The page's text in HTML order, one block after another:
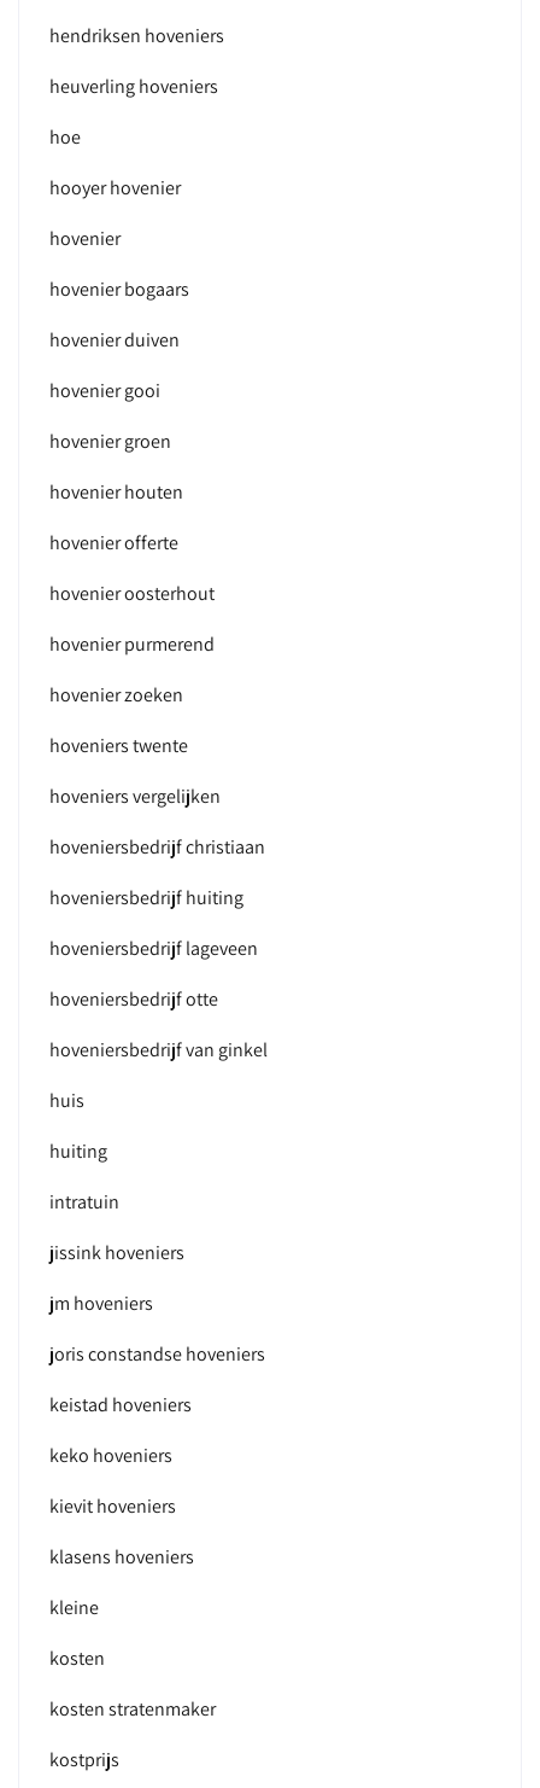
hendriksen hoveniers
heuverling hoveniers
hoe
hooyer hovenier
hovenier
hovenier bogaars
hovenier duiven
hovenier gooi
hovenier groen
hovenier houten
hovenier offerte
hovenier oosterhout
hovenier purmerend
hovenier zoeken
hoveniers twente
hoveniers vergelijken
hoveniersbedrijf christiaan
hoveniersbedrijf huiting
hoveniersbedrijf lageveen
hoveniersbedrijf otte
hoveniersbedrijf van ginkel
huis
huiting
intratuin
jissink hoveniers
jm hoveniers
joris constandse hoveniers
keistad hoveniers
keko hoveniers
kievit hoveniers
klasens hoveniers
kleine
kosten
kosten stratenmaker
kostprijs